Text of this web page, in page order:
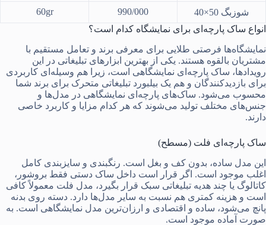
شوزبگ 50×40 990/000
60gr
انواع ساک پارچه‌ای برای نمایشگاه کدام است؟
نمایشگاه‌ها فرصتی طلایی برای معرفی برند و تعامل مستقیم با
مشتریان بالقوه هستند. یکی از بهترین ابزارهای تبلیغاتی در این
رویدادها، ساک پارچه‌ای نمایشگاهی است، زیرا هم وسیله‌ای کاربردی
برای بازدیدکنندگان و هم یک بیلبورد تبلیغاتی متحرک برای برند شما
محسوب می‌شود. ساک‌های پارچه‌ای نمایشگاهی در مدل‌ها و
جنس‌های مختلف تولید می‌شوند که هر کدام مزایا و کاربرد خاصی
دارند.
ساک پارچه‌ای فلت (مسطح)
این مدل ساده، بدون کف و بغل است. رنگبندی و سایزبندی کامل
اغلب موجود است. اگر قرار است داخل ساک دستی فقط بروشور،
کاتالوگ یا چند هدیه تبلیغاتی سبک قرار بگیرد، مدل فلت معمولاً کافی
است و هزینه کمتری هم نسبت به سایر مدل‌ها دارد. دسته روی بدنه
پانچ می‌شود، ساده و اقتصادی و ارزان‌ترین مدل نمایشگاهی است. به
صورت آماده موجود است.